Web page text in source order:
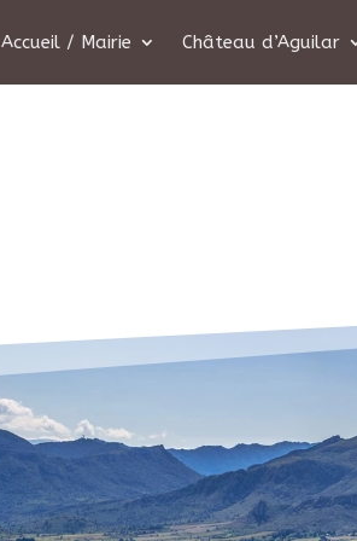
Accueil / Mairie Château d’Aguilar